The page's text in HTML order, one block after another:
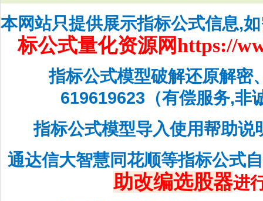
本网站只提供展示指标公式信息,
标公式量化资源网https://
指标公式模型破解还原解密
619619623（有偿服务,非
指标公式模型导入使用帮助说
通达信大智慧同花顺等指标公式
助改编选股器进